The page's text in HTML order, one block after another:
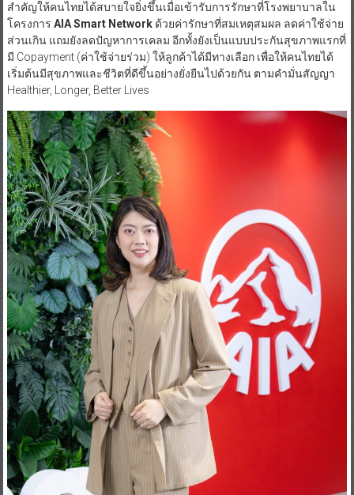
สำคัญให้คนไทยได้สบายใจยิ่งขึ้นเมื่อเข้ารับการรักษาที่โรงพยาบาลใน
โครงการ AIA Smart Networkด้วยค่ารักษาที่สมเหตุสมผล ลดค่าใช้จ่าย
ส่วนเกิน แถมยังลดปัญหาการเคลม อีกทั้งยังเป็นแบบประกันสุขภาพแรกที่
มี Copayment (ค่าใช้จ่ายร่วม) ให้ลูกค้าได้มีทางเลือก เพื่อให้คนไทยได้
เริ่มต้นมีสุขภาพและชีวิตที่ดีขึ้นอย่างยั่งยืนไปด้วยกัน ตามคำมั่นสัญญา
Healthier, Longer, Better Lives